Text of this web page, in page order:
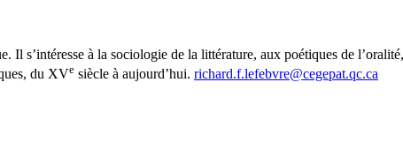
Il s’intéresse à la sociologie de la littérature, aux poétiques de
du XVe siècle à aujourd’hui. richard.f.lefebvre@cegepat.qc.ca